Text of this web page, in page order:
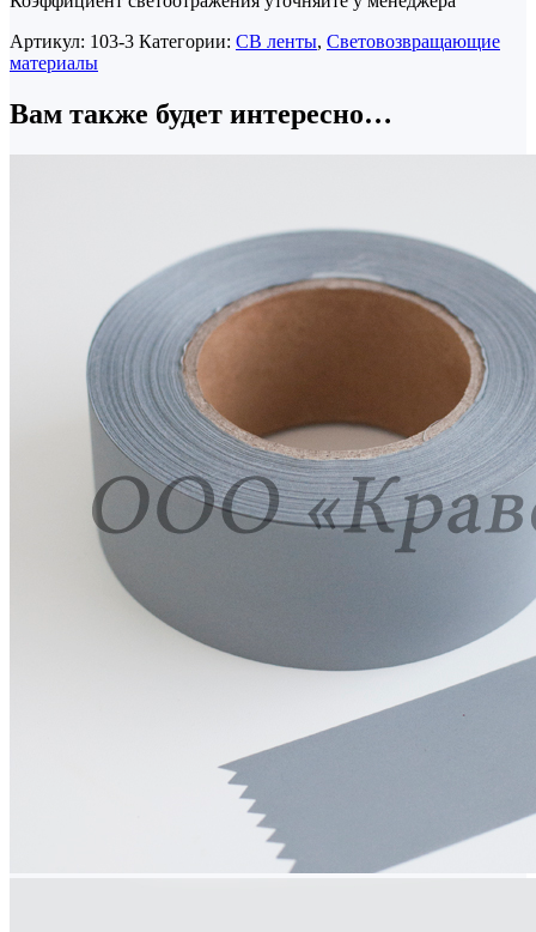
Артикул: 103-3 Категории: СВ ленты, Световозвращающие
материалы
Вам также будет интересно…